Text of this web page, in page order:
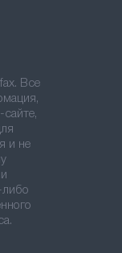
Все
и не
либо